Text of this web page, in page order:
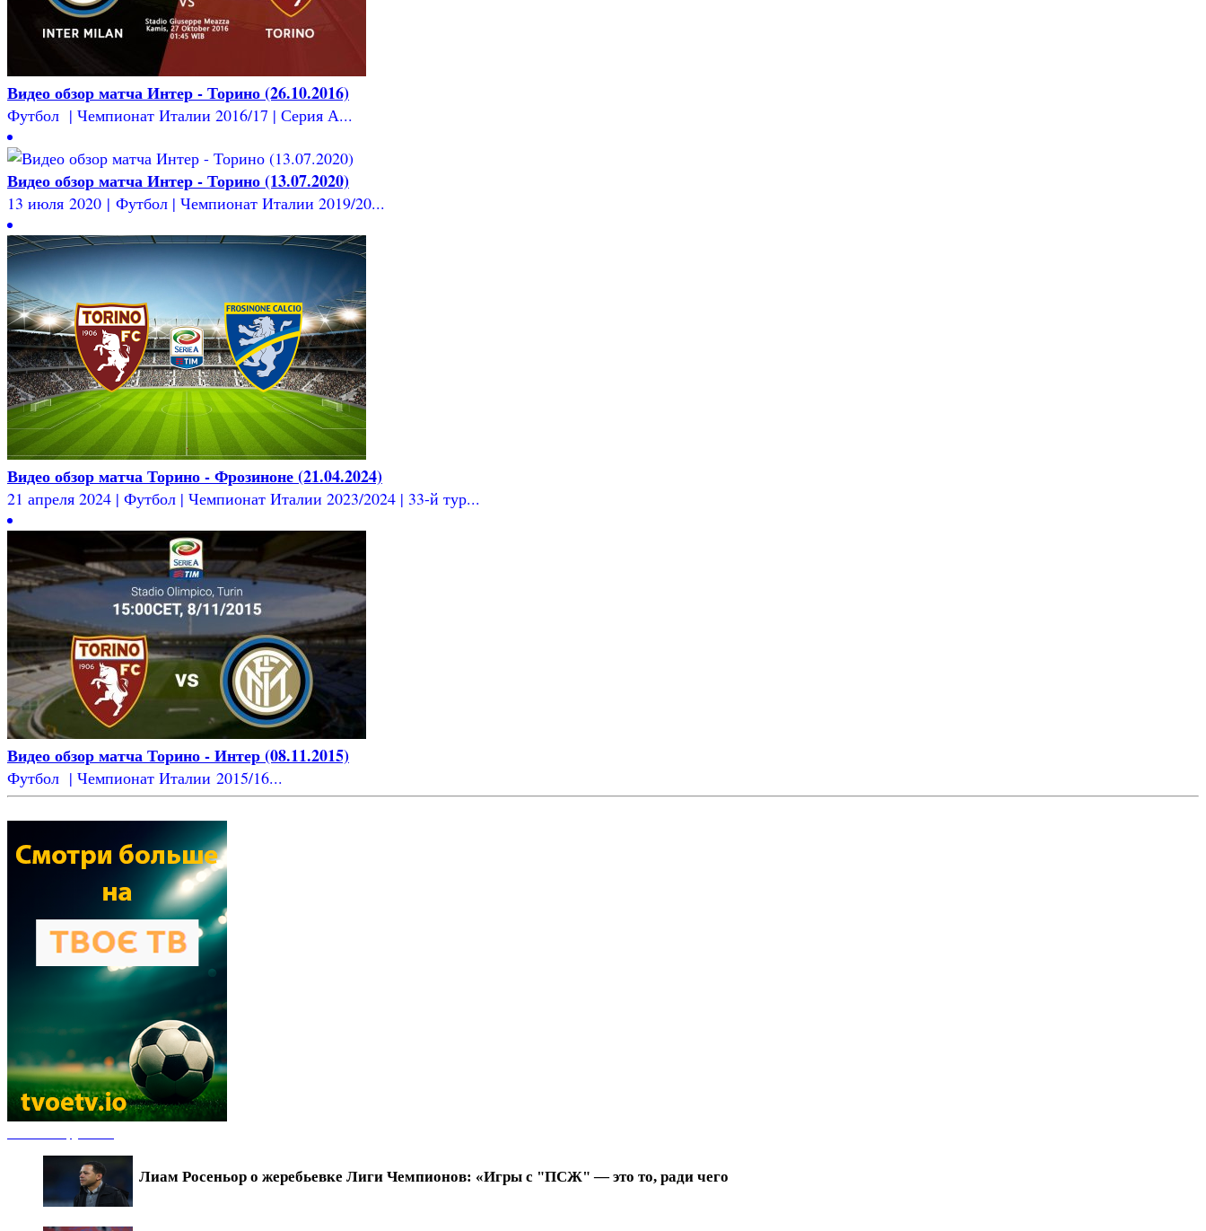
Видео обзор матча Интер - Торино (26.10.2016)
Футбол | Чемпионат Италии 2016/17 | Серия А...
Видео обзор матча Интер - Торино (13.07.2020)
13 июля 2020 | Футбол | Чемпионат Италии 2019/20...
Видео обзор матча Торино - Фрозиноне (21.04.2024)
21 апреля 2024 | Футбол | Чемпионат Италии 2023/2024 | 33-й тур...
Видео обзор матча Торино - Интер (08.11.2015)
Футбол | Чемпионат Италии 2015/16...
Лиам Росеньор о жеребьевке Лиги Чемпионов: «Игры с "ПСЖ" — это то, ради чего